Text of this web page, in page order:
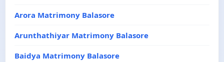
Arora Matrimony Balasore
Arunthathiyar Matrimony Balasore
Baidya Matrimony Balasore